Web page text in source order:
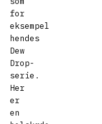
for
eksempel
hendes
Dew
Drop-
serie.
Her
er
en